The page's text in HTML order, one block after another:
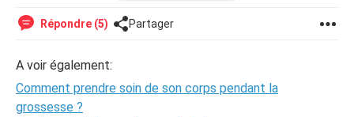
Répondre (5) Partager
A voir également:
Comment prendre soin de son corps pendant la
grossesse ?